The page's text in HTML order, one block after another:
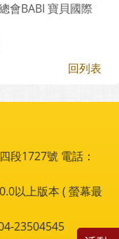
會BABI 寶貝國際
回列表
段1727號 電話：
以上版本 ( 螢幕最
23504545